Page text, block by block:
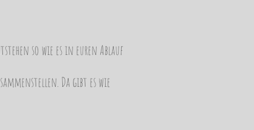
so wie es in euren Ablauf
Da gibt es wie